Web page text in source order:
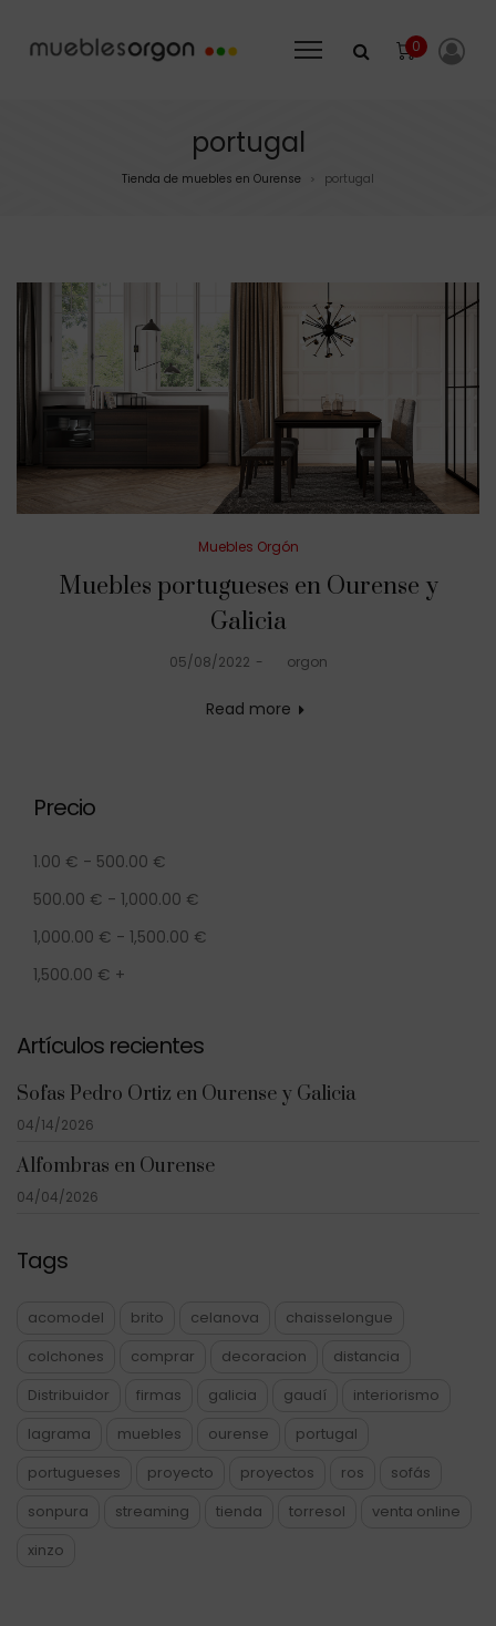
0
portugal
Tienda de muebles en Ourense > portugal
Posted
Muebles Orgón
Muebles portugueses en Ourense y
Galicia
Posted
05/08/2022 orgon
Read more
Precio
1.00 € - 500.00 €
500.00 € - 1,000.00 €
1,000.00 € - 1,500.00 €
1,500.00 € +
Artículos recientes
Sofas Pedro Ortiz en Ourense y Galicia
04/14/2026
Alfombras en Ourense
04/04/2026
Tags
acomodel brito celanova
chaisselongue
colchones
comprar decoracion
distancia
Distribuidor
firmas galicia gaudí
interiorismo
lagrama
muebles ourense
portugal
portugueses
proyecto proyectos ros
sofás
sonpura
streaming tienda torresol
venta online
xinzo